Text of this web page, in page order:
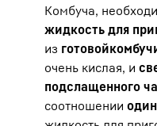
Комбуча,
жидкость для
из готовой
очень кислая, и
подслащенного
соотношении